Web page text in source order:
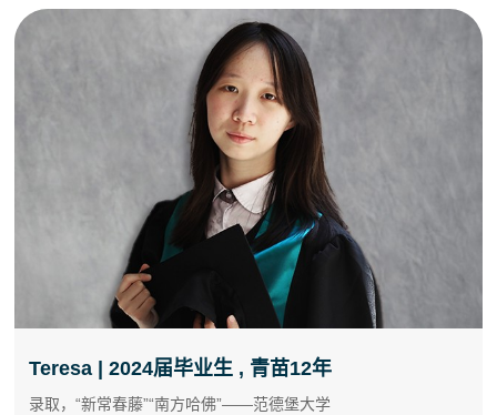
Teresa | 2024届毕业生 , 青苗12年
录取，“新常春藤”“南方哈佛”——范德堡大学